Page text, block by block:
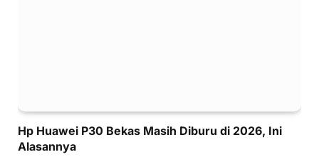
Hp Huawei P30 Bekas Masih Diburu di 2026, Ini
Alasannya